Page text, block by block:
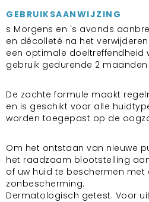
GEBRUIKSAANWIJZING
s Morgens en 's avonds
en décolleté na het
een optimale doeltreffendheid
gebruik gedurende 2
De zachte formule maakt
en is geschikt voor alle
worden toegepast op de
Om het ontstaan van nieuwe
het raadzaam blootstelling
of uw huid te beschermen met
zonbescherming.
Dermatologisch getest. Voor